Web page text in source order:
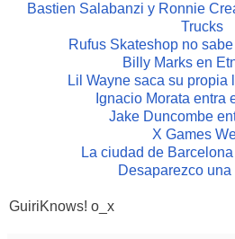
Bastien Salabanzi y Ronnie
Trucks
Rufus Skateshop no
Billy Marks en
Lil Wayne saca su propia
Ignacio Morata entra
Jake Duncombe
X Games
La ciudad de
Desaparezco una
GuiriKnows! o_x